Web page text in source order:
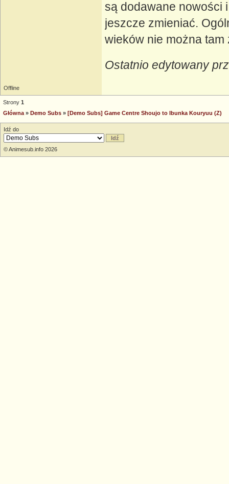
są dodawane nowości
jeszcze zmieniać.
wieków nie można tam
Ostatnio edytowany
Offline
Strony 1
Główna » Demo Subs » [Demo Subs] Game Centre Shoujo to Ibunka Kouryuu (Z)
Idź do
© Animesub.info 2026